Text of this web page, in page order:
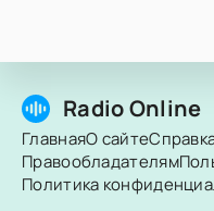
Radio Online
ГлавнаяО сайте
Правообладателям
Политика